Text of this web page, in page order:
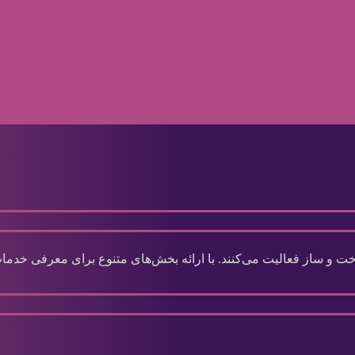
ساز فعالیت می‌کنند. با ارائه بخش‌های متنوع برای معرفی